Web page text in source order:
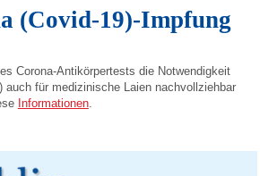
(Covid-19)-Impfung
Corona-Antikörpertests die Notwendigkeit
auch für medizinische Laien nachvollziehbar
Informationen.